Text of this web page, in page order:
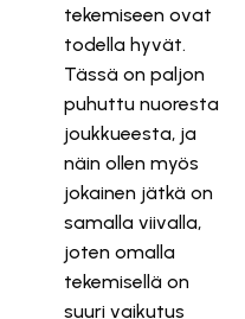
tekemiseen ovat
todella hyvät.
Tässä on paljon
puhuttu nuoresta
joukkueesta, ja
näin ollen myös
jokainen jätkä on
samalla viivalla,
joten omalla
tekemisellä on
suuri vaikutus